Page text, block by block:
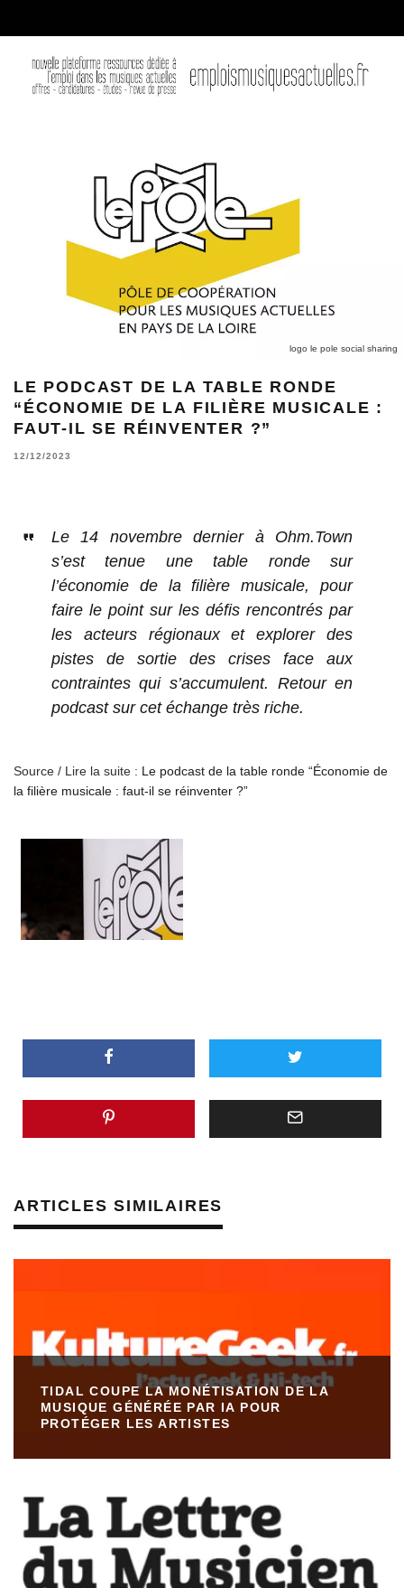
logo le pole social sharing
LE PODCAST DE LA TABLE RONDE
“ÉCONOMIE DE LA FILIÈRE MUSICALE :
FAUT-IL SE RÉINVENTER ?”
12/12/2023
Le 14 novembre dernier à Ohm.Town
s’est tenue une table ronde sur
l’économie de la filière musicale, pour
faire le point sur les défis rencontrés par
les acteurs régionaux et explorer des
pistes de sortie des crises face aux
contraintes qui s’accumulent. Retour en
podcast sur cet échange très riche.
Source / Lire la suite : Le podcast de la table ronde “Économie de
la filière musicale : faut-il se réinventer ?”
ARTICLES SIMILAIRES
TIDAL COUPE LA MONÉTISATION DE LA
MUSIQUE GÉNÉRÉE PAR IA POUR
PROTÉGER LES ARTISTES